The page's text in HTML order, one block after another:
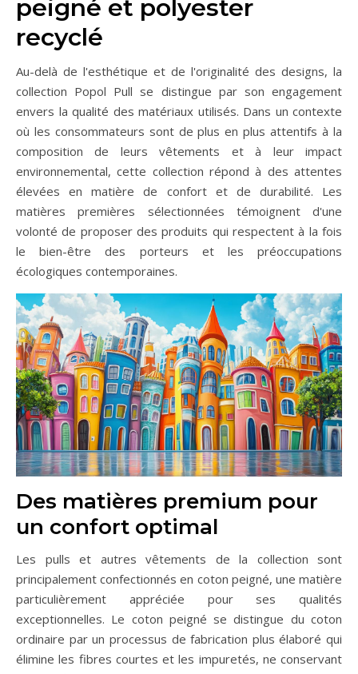
peigné et polyester
recyclé
Au-delà de l'esthétique et de l'originalité des designs, la
collection Popol Pull se distingue par son engagement
envers la qualité des matériaux utilisés. Dans un contexte
où les consommateurs sont de plus en plus attentifs à la
composition de leurs vêtements et à leur impact
environnemental, cette collection répond à des attentes
élevées en matière de confort et de durabilité. Les
matières premières sélectionnées témoignent d'une
volonté de proposer des produits qui respectent à la fois
le bien-être des porteurs et les préoccupations
écologiques contemporaines.
Des matières premium pour
un confort optimal
Les pulls et autres vêtements de la collection sont
principalement confectionnés en coton peigné, une matière
particulièrement appréciée pour ses qualités
exceptionnelles. Le coton peigné se distingue du coton
ordinaire par un processus de fabrication plus élaboré qui
élimine les fibres courtes et les impuretés, ne conservant